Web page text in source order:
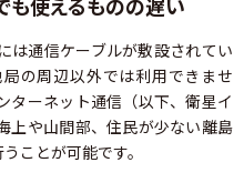
も使えるものの遅い
通信ケーブルが敷設されてい
の周辺以外では利用できませ
ターネット通信（以下、衛星イ
上や山間部、住民が少ない離島
ことが可能です。